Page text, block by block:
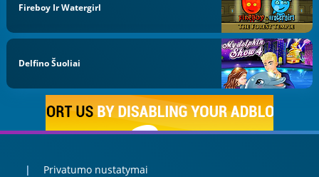
Fireboy Ir Watergirl
Delfino Šuoliai
Privatumo nustatymai